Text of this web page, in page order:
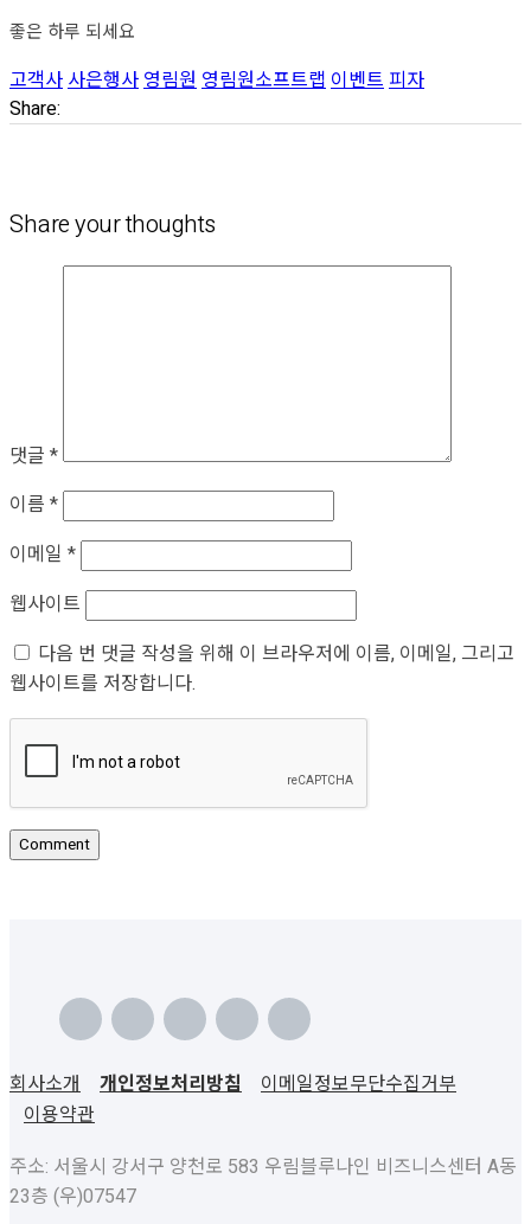
좋은 하루 되세요
고객사사은행사영림원영림원소프트랩이벤트피자
Share:
Share your thoughts
댓글 *
이름 *
이메일 *
웹사이트
다음 번 댓글 작성을 위해 이 브라우저에 이름, 이메일, 그리고
웹사이트를 저장합니다.
회사소개 개인정보처리방침
이메일정보무단수집거부
이용약관
주소: 서울시 강서구 양천로 583 우림블루나인 비즈니스센터 A동
23층 (우)07547